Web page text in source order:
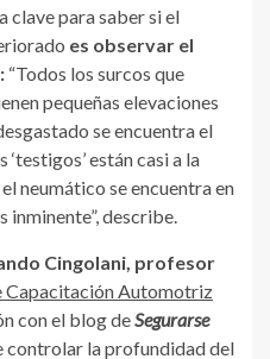
clave para saber si el
es observar el
“Todos los surcos que
pequeñas elevaciones
se encuentra el
están casi a la
neumático se encuentra en
inminente”, describe.
Cingolani, profesor
Capacitación Automotriz
con el blog deSegurarse
controlar la profundidad del